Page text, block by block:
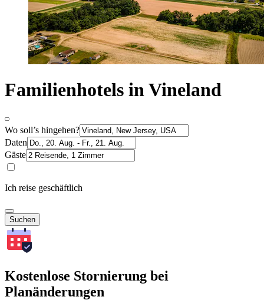
Familienhotels in Vineland
Wo soll’s hingehen?
Daten
Gäste
Ich reise geschäftlich
Suchen
Kostenlose Stornierung bei
Planänderungen